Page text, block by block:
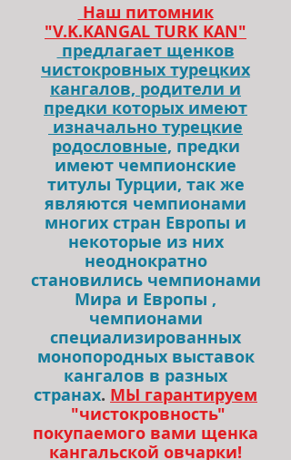
Наш питомник
"V.K.KANGAL TURK KAN"
предлагает щенков
чистокровных турецких
кангалов, родители и
предки которых имеют
изначально турецкие
родословные, предки
имеют чемпионские
титулы Турции, так же
являются чемпионами
многих стран Европы и
некоторые из них
неоднократно
становились чемпионами
Мира и Европы ,
чемпионами
специализированных
монопородных выставок
кангалов в разных
странах. МЫ гарантируем
"чистокровность"
покупаемого вами щенка
кангальской овчарки!